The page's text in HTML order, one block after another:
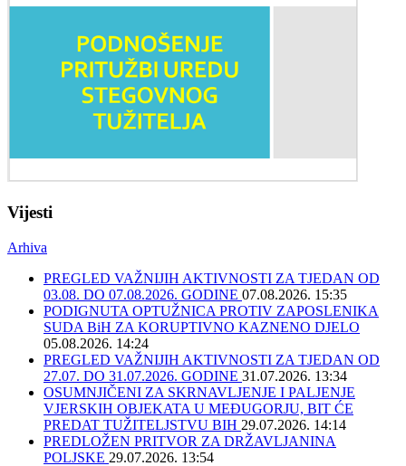
Vijesti
Arhiva
PREGLED VAŽNIJIH AKTIVNOSTI ZA TJEDAN OD
03.08. DO 07.08.2026. GODINE 07.08.2026. 15:35
PODIGNUTA OPTUŽNICA PROTIV ZAPOSLENIKA
SUDA BiH ZA KORUPTIVNO KAZNENO DJELO
05.08.2026. 14:24
PREGLED VAŽNIJIH AKTIVNOSTI ZA TJEDAN OD
27.07. DO 31.07.2026. GODINE 31.07.2026. 13:34
OSUMNJIČENI ZA SKRNAVLJENJE I PALJENJE
VJERSKIH OBJEKATA U MEĐUGORJU, BIT ĆE
PREDAT TUŽITELJSTVU BIH 29.07.2026. 14:14
PREDLOŽEN PRITVOR ZA DRŽAVLJANINA
POLJSKE 29.07.2026. 13:54